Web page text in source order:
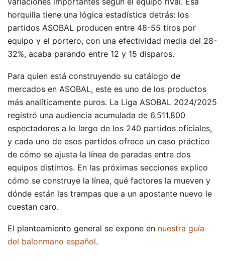
horquilla tiene una lógica estadística detrás: los
partidos ASOBAL producen entre 48-55 tiros por
equipo y el portero, con una efectividad media del 28-
32%, acaba parando entre 12 y 15 disparos.
Para quien está construyendo su catálogo de
mercados en ASOBAL, este es uno de los productos
más analíticamente puros. La Liga ASOBAL 2024/2025
registró una audiencia acumulada de 6.511.800
espectadores a lo largo de los 240 partidos oficiales,
y cada uno de esos partidos ofrece un caso práctico
de cómo se ajusta la línea de paradas entre dos
equipos distintos. En las próximas secciones explico
cómo se construye la línea, qué factores la mueven y
dónde están las trampas que a un apostante nuevo le
cuestan caro.
El planteamiento general se expone en nuestra guía
del balonmano español.